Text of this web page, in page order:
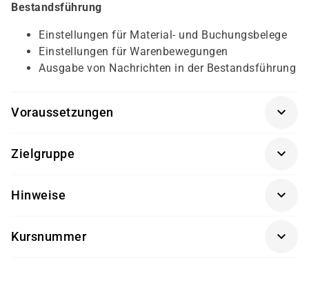
Bestandsführung
Einstellungen für Material- und Buchungsbelege
Einstellungen für Warenbewegungen
Ausgabe von Nachrichten in der Bestandsführung
Voraussetzungen
Fremdbeschaffung
, Bestandsführung
Empfohlene Vorkenntnisse: Einkauf
Zielgruppe
Materialwirtschaft (MM)
Hinweise
Kursnummer